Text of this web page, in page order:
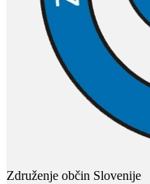
Združenje občin Slovenije